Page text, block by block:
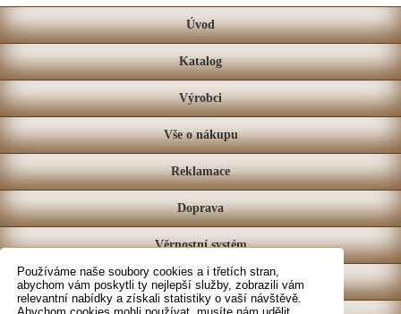
Používáme naše soubory cookies a i třetích stran,
abychom vám poskytli ty nejlepší služby, zobrazili vám
relevantní nabídky a získali statistiky o vaší návštěvě.
Úvod
Katalog
Výrobci
Vše o nákupu
Reklamace
Doprava
Věrnostní systém
Prodejna